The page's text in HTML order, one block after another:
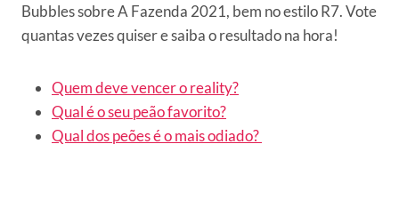
Bubbles sobre A Fazenda 2021, bem no estilo R7. Vote
quantas vezes quiser e saiba o resultado na hora!
Quem deve vencer o reality?
Qual é o seu peão favorito?
Qual dos peões é o mais odiado?